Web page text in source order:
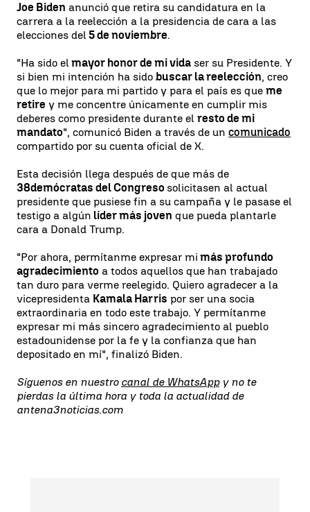
Joe Biden anunció que retira su candidatura en la
carrera a la reelección a la presidencia de cara a las
elecciones del 5 de noviembre.
"Ha sido el mayor honor de mi vida ser su Presidente. Y
si bien mi intención ha sido buscar la reelección, creo
que lo mejor para mi partido y para el país es que me
retire y me concentre únicamente en cumplir mis
deberes como presidente durante el resto de mi
mandato", comunicó Biden a través de un comunicado
compartido por su cuenta oficial de X.
Esta decisión llega después de que más de
38demócratas del Congreso solicitasen al actual
presidente que pusiese fin a su campaña y le pasase el
testigo a algún líder más joven que pueda plantarle
cara a Donald Trump.
"Por ahora, permítanme expresar mi más profundo
agradecimiento a todos aquellos que han trabajado
tan duro para verme reelegido. Quiero agradecer a la
vicepresidenta Kamala Harris por ser una socia
extraordinaria en todo este trabajo. Y permítanme
expresar mi más sincero agradecimiento al pueblo
estadounidense por la fe y la confianza que han
depositado en mí", finalizó Biden.
Síguenos en nuestro canal de WhatsAppy no te
pierdas la última hora y toda la actualidad de
antena3noticias.com